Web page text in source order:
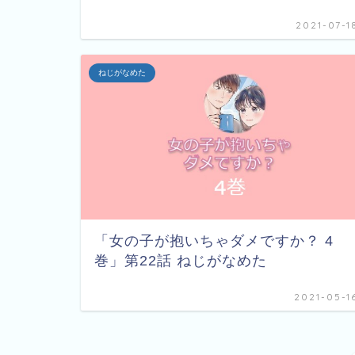
2021-07-18
ねじがなめた
「女の子が抱いちゃダメですか？ 4
巻」第22話 ねじがなめた
2021-05-